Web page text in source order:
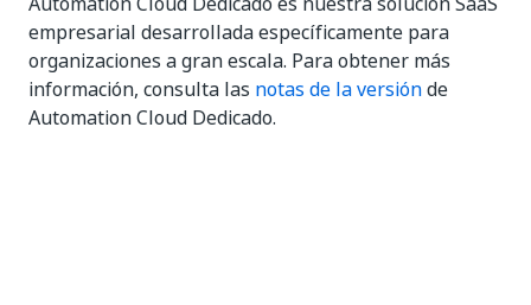
empresarial desarrollada específicamente para
organizaciones a gran escala. Para obtener más
información, consulta las notas de la versiónde
Automation Cloud Dedicado.